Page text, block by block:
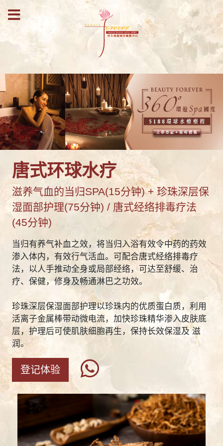
唐式环球水疗
滋养气血的当归SPA(15分钟) + 珍珠深层保
湿面部护理(75分钟) / 唐式经络排毒疗法
(45分钟)
当归有养气补血之效，将当归入浴有效令中药的药效
渗入体内，有效行气活血。可配合唐式经络排毒疗
法，以人手推动全身或局部经络，可达至舒缓、治
疗、保健，修身及畅通淋巴之功效。
珍珠深层保湿面部护理以珍珠内的优质蛋白质，利用
活离子金属棒带动微电流，加快珍珠精华渗入皮肤底
层，护理后可使肌肤细胞再生，保持长效保湿及 滋
润。
登记体验